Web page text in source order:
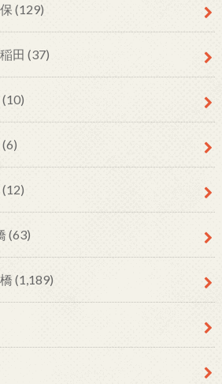
(129)
田 (37)
(10)
(6)
(12)
(63)
(1,189)